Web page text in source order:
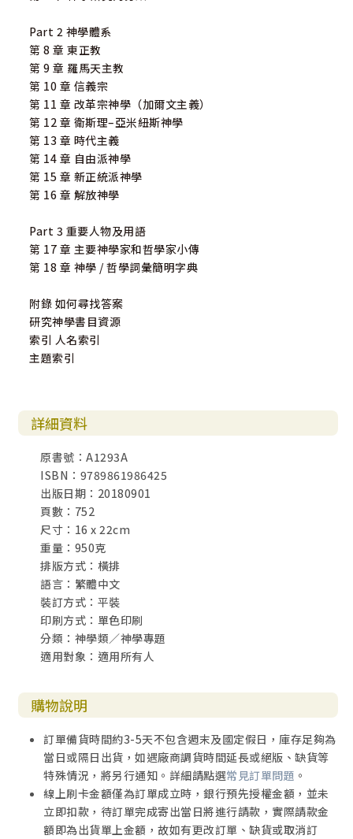
Part 2 神學體系
第 8 章 東正教
第 9 章 羅馬天主教
第 10 章 信義宗
第 11 章 改革宗神學（加爾文主義）
第 12 章 衛斯理–亞米紐斯神學
第 13 章 時代主義
第 14 章 自由派神學
第 15 章 新正統派神學
第 16 章 解放神學
Part 3 重要人物及用語
第 17 章 主要神學家和哲學家小傳
第 18 章 神學 / 哲學詞彙簡明字典
附錄 如何尋找答案
研究神學書目資源
索引 人名索引
主題索引
詳細資料
原書號：A1293A
ISBN：9789861986425
出版日期：20180901
頁數：752
尺寸：16 x 22cm
重量：950克
排版方式：橫排
語言：繁體中文
裝訂方式：平裝
印刷方式：單色印刷
分類：神學類／神學專題
適用對象：適用所有人
購物說明
訂單備貨時間約3-5天不包含週末及國定假日，庫存足夠為
當日或隔日出貨，如遇廠商調貨時間延長或絕版、缺貨等
特殊情況，將另行通知。詳細請點選常見訂單問題 。
線上刷卡金額僅為訂單成立時，銀行預先授權金額，並未
立即扣款，待訂單完成寄出當日將進行請款，實際請款金
額即為出貨單上金額，故如有更改訂單、缺貨或取消訂